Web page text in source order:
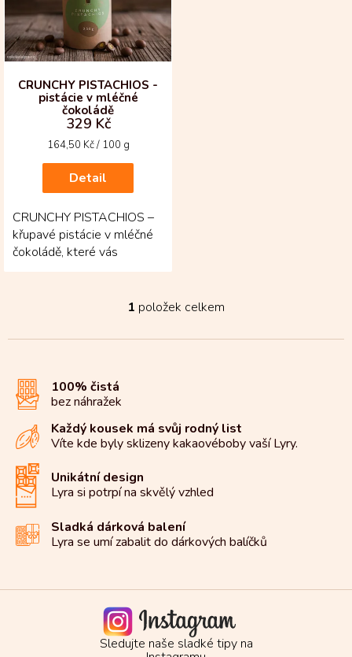
s
p
r
o
CRUNCHY PISTACHIOS -
pistácie v mléčné
čokoládě
329 Kč
Měrná
164,50 Kč / 100 g
Detail
CRUNCHY PISTACHIOS –
křupavé pistácie v mléčné
čokoládě, které vás
nenechají jen u jednoho
O
l
í
p
r
y
ý
p
i
1 položek celkem
100% čistá
bez náhražek
Každý kousek má svůj rodný list
Víte kde byly sklizeny kakaovéboby vaší Lyry.
Unikátní design
Lyra si potrpí na skvělý vzhled
Sladká dárková balení
Lyra se umí zabalit do dárkových balíčků
Sledujte naše sladké tipy na